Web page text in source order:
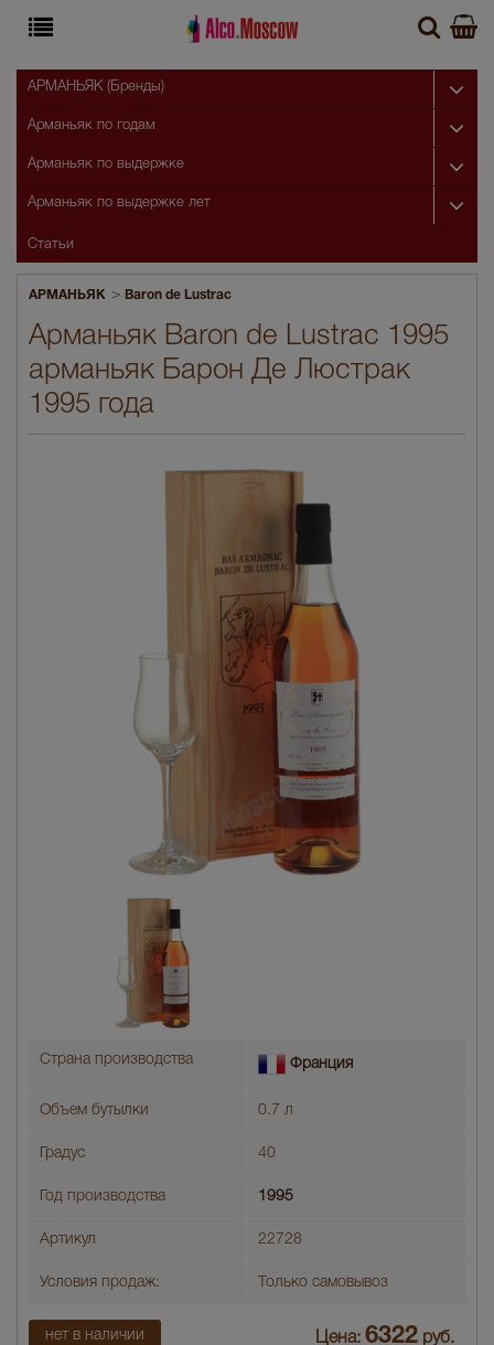
АРМАНЬЯК > Baron de Lustrac
Арманьяк Baron de Lustrac 1995
арманьяк Барон Де Люстрак
1995 года
Страна производства Франция
Объем бутылки 0.7 л
Градус 40
Год производства 1995
Артикул 22728
Условия продаж: Только самовывоз
нет в наличии Цена: 6322 руб.
АРМАНЬЯК (Бренды)
Арманьяк по годам
Арманьяк по выдержке
Арманьяк по выдержке лет
Статьи